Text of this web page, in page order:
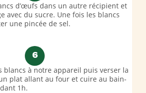
d’œufs dans un autre récipient et
avec du sucre. Une fois les blancs
une pincée de sel.
6
blancs à notre appareil puis verser la
plat allant au four et cuire au bain-
1h.